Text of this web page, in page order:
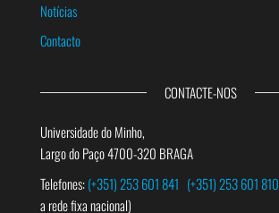
Notícias
Contacto
CONTACTE-NOS
Universidade do Minho,
Largo do Paço 4700-320 BRAGA
Telefones:(+351) 253 601 841 (+351) 253 601 810
a rede fixa nacional)